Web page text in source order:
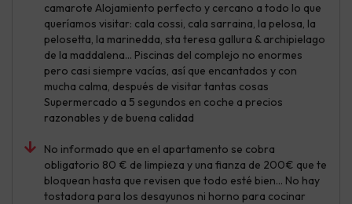
camarote Alojamiento perfecto y cercano a todo lo que
queríamos visitar: cala cossi, cala sarraina, la pelosa, la
pelosetta, la marinedda, sta teresa gallura & archipielago
de la maddalena… Piscinas del complejo no enormes
pero casi siempre vacías, así que encantados y con
mucha calma, después de visitar tantas cosas
Supermercado a 5 segundos en coche a precios
razonables y de buena calidad
No informado que en el apartamento se cobra
obligatorio 80 € de limpieza y una fianza de 200€ que te
bloquean hasta que revisen que todo esté bien… No hay
tostadora para los desayunos ni horno para cocinar